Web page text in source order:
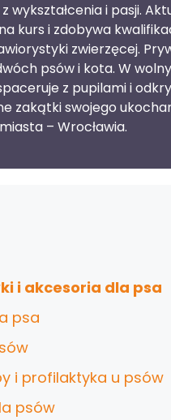
wykształcenia i pasji.
kurs i zdobywa
zwierzęcej.
psów i kota. W
z pupilami i
zakątki swojego
miasta – Wrocławia.
i akcesoria dla psa
psa
i profilaktyka u psów
psów